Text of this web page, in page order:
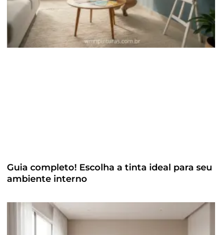
Guia completo! Escolha a tinta ideal para seu
ambiente interno